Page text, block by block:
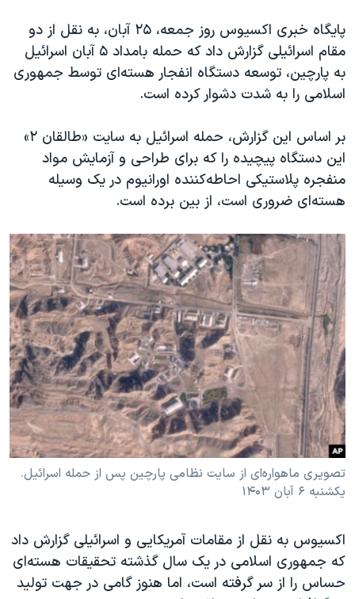
پایگاه خبری اکسیوس روز جمعه، ۲۵ آبان، به نقل از دو
مقام اسرائیلی گزارش داد که حمله بامداد ۵ آبان اسرائیل
به پارچین، توسعه دستگاه انفجار هسته‌ای توسط جمهوری
اسلامی را به شدت دشوار کرده است.
بر اساس این گزارش، حمله اسرائیل به سایت «طالقان ۲»
این دستگاه پیچیده را که برای طراحی و آزمایش مواد
منفجره پلاستیکی احاطه‌کننده اورانیوم در یک وسیله
هسته‌ای ضروری است، از بین برده است.
تصویری ماهواره‌ای از سایت نظامی پارچین پس از حمله اسرائیل.
یکشنبه ۶ آبان ۱۴۰۳
اکسیوس به نقل از مقامات آمریکایی و اسرائیلی گزارش داد
که جمهوری اسلامی در یک سال گذشته تحقیقات هسته‌ای
حساس را از سر گرفته است، اما هنوز گامی در جهت تولید